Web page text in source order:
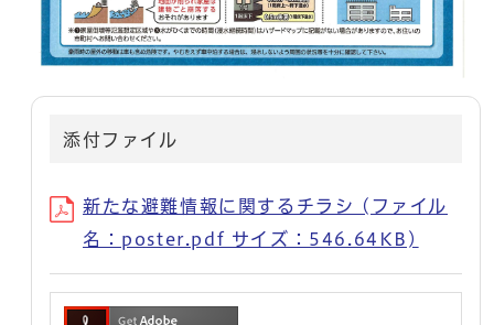
添付ファイル
新たな避難情報に関するチラシ (ファイル
名：poster.pdf サイズ：546.64KB)